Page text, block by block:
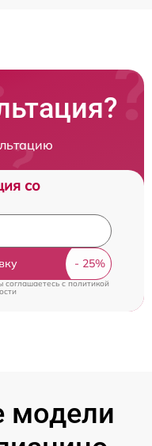
со
соглашаетесь c политикой
модели